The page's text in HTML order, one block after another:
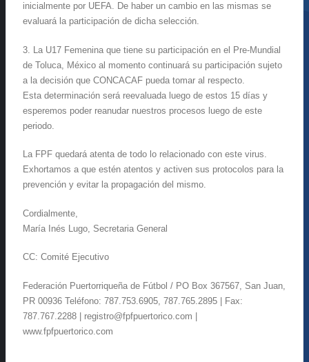
inicialmente por UEFA. De haber un cambio en las mismas se
evaluará la participación de dicha selección.
3. La U17 Femenina que tiene su participación en el Pre-Mundial
de Toluca, México al momento continuará su participación sujeto
a la decisión que CONCACAF pueda tomar al respecto.
Esta determinación será reevaluada luego de estos 15 días y
esperemos poder reanudar nuestros procesos luego de este
periodo.
La FPF quedará atenta de todo lo relacionado con este virus.
Exhortamos a que estén atentos y activen sus protocolos para la
prevención y evitar la propagación del mismo.
Cordialmente,
María Inés Lugo, Secretaria General
CC: Comité Ejecutivo
Federación Puertorriqueña de Fútbol / PO Box 367567, San Juan,
PR 00936 Teléfono: 787.753.6905, 787.765.2895 | Fax:
787.767.2288 | registro@fpfpuertorico.com |
www.fpfpuertorico.com